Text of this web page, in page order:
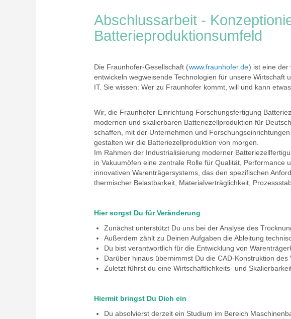
Abschlussarbeit -
Batterieproduktionsumfeld
Die Fraunhofer-Gesellschaft (www.fraunhofer.de) ist eine der
entwickeln wegweisende Technologien für unsere Wirtschaft
IT. Sie wissen: Wer zu Fraunhofer kommt, will und kann
Wir, die Fraunhofer-Einrichtung Forschungsfertigung
modernen und skalierbaren Batteriezellproduktion für
schaffen, mit der Unternehmen und
gestalten wir die Batteriezellproduktion von morgen.
Im Rahmen der Industrialisierung moderner
in Vakuumöfen eine zentrale Rolle für Qualität,
innovativen Warenträgersystems, das den spezifischen
thermischer Belastbarkeit, Materialverträglichkeit,
Hier sorgst Du für Veränderung
Zunächst unterstützt Du uns bei der Analyse des
Außerdem zählt zu Deinen Aufgaben die Ableitung
Du bist verantwortlich für die Entwicklung von
Darüber hinaus übernimmst Du die CAD-Konstruktion des
Zuletzt führst du eine Wirtschaftlichkeits- und
Hiermit bringst Du Dich ein
Du absolvierst derzeit ein Studium im Bereich